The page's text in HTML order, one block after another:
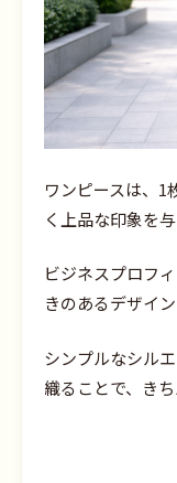
ワンピースは、1
く上品な印象を
ビジネスプロフ
きのあるデザイ
シンプルなシル
織ることで、き